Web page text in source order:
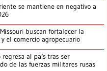
se mantiene en negativo a
buscan fortalecer la
el comercio agropecuario
regresa al país tras ser
de las fuerzas militares rusas